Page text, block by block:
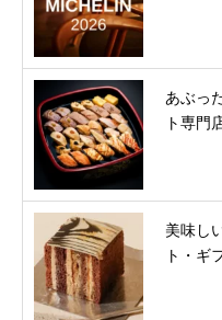
あぶっ
ト専門
美味し
ト・ギ